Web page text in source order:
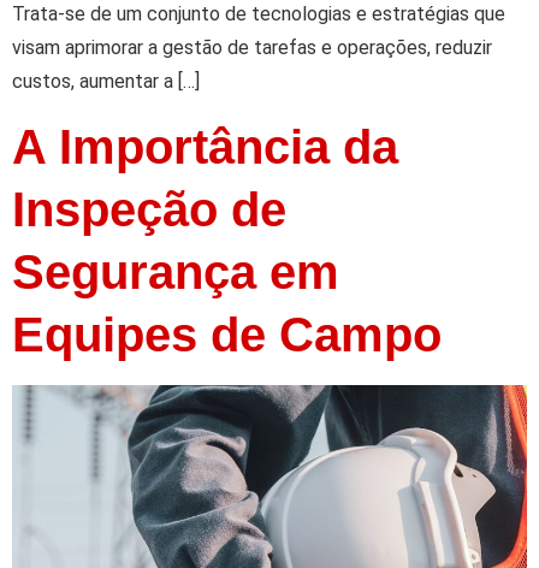
Trata-se de um conjunto de tecnologias e estratégias que
visam aprimorar a gestão de tarefas e operações, reduzir
custos, aumentar a […]
A Importância da
Inspeção de
Segurança em
Equipes de Campo